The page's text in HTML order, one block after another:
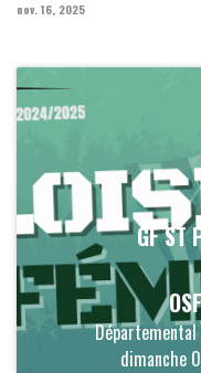
nov. 16, 2025
GF ST
Départemental
dimanche